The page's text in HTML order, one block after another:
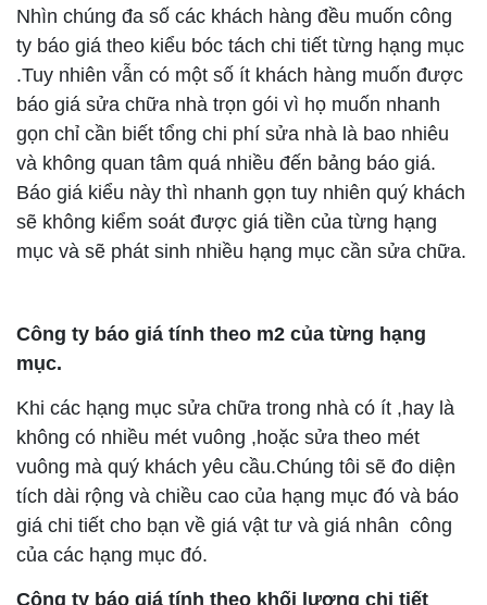
Nhìn chúng đa số các khách hàng đều muốn công
ty báo giá theo kiểu bóc tách chi tiết từng hạng mục
.Tuy nhiên vẫn có một số ít khách hàng muốn được
báo giá sửa chữa nhà trọn gói vì họ muốn nhanh
gọn chỉ cần biết tổng chi phí sửa nhà là bao nhiêu
và không quan tâm quá nhiều đến bảng báo giá.
Báo giá kiểu này thì nhanh gọn tuy nhiên quý khách
sẽ không kiểm soát được giá tiền của từng hạng
mục và sẽ phát sinh nhiều hạng mục cần sửa chữa.
Công ty báo giá tính theo m2 của từng hạng
mục.
Khi các hạng mục sửa chữa trong nhà có ít ,hay là
không có nhiều mét vuông ,hoặc sửa theo mét
vuông mà quý khách yêu cầu.Chúng tôi sẽ đo diện
tích dài rộng và chiều cao của hạng mục đó và báo
giá chi tiết cho bạn về giá vật tư và giá nhân công
của các hạng mục đó.
Công ty báo giá tính theo khối lượng chi tiết